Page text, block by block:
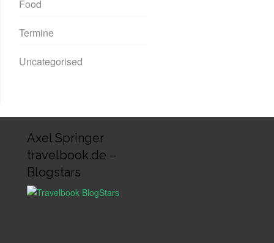
Food
Termine
Uncategorised
Axel Springer
travelbook.de –
Blogstars